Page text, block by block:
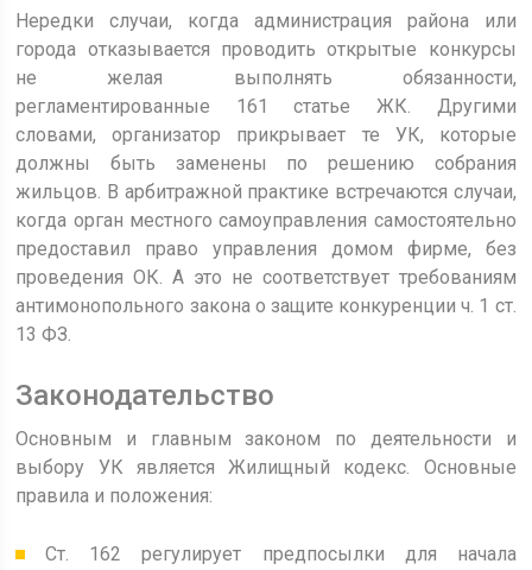
Нередки случаи, когда администрация района или
города отказывается проводить открытые конкурсы
не желая выполнять обязанности,
регламентированные 161 статье ЖК. Другими
словами, организатор прикрывает те УК, которые
должны быть заменены по решению собрания
жильцов. В арбитражной практике встречаются случаи,
когда орган местного самоуправления самостоятельно
предоставил право управления домом фирме, без
проведения ОК. А это не соответствует требованиям
антимонопольного закона о защите конкуренции ч. 1 ст.
13 ФЗ.
Законодательство
Основным и главным законом по деятельности и
выбору УК является Жилищный кодекс. Основные
правила и положения:
Ст. 162 регулирует предпосылки для начала